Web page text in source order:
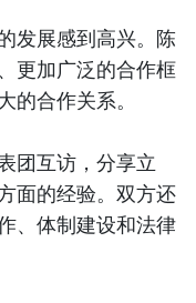
发展感到高兴。陈
更加广泛的合作框
的合作关系。
团互访，分享立
面的经验。双方还
、体制建设和法律